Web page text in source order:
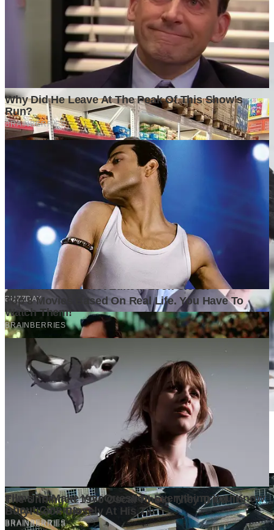
Mengapa Banyak Bisnis Gagal Bukan Karena Produknya
Buruk?